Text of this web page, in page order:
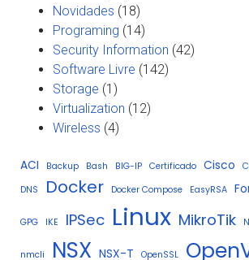
Novidades (18)
Programing (14)
Security Information (42)
Software Livre (142)
Storage (1)
Virtualization (12)
Wireless (4)
ACI Backup Bash BIG-IP Certificado Cisco
DNS
Docker Docker Compose EasyRSA
GPG IKE IPSec Linux MikroTik
nmcli NSX NSX-T OpenSSL